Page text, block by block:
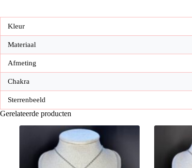
Kleur
Materiaal
Afmeting
Chakra
Sterrenbeeld
Gerelateerde producten